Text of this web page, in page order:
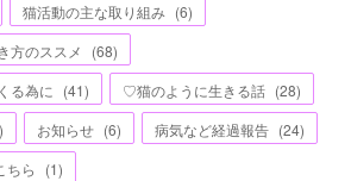
猫活動の主な取り組み (6)
方のススメ
(68)
る為に (41) ♡猫のように生きる話 (28)
) お知らせ (6) 病気など経過報告 (24)
ちら
(1)